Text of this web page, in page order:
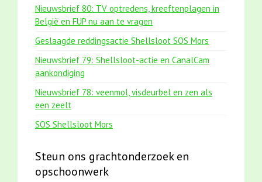
Nieuwsbrief 80: TV optredens, kreeftenplagen in
België en FUP nu aan te vragen
Geslaagde reddingsactie Shellsloot SOS Mors
Nieuwsbrief 79: Shellsloot-actie en CanalCam
aankondiging
Nieuwsbrief 78: veenmol, visdeurbel en zen als
een zeelt
SOS Shellsloot Mors
Steun ons grachtonderzoek en
opschoonwerk